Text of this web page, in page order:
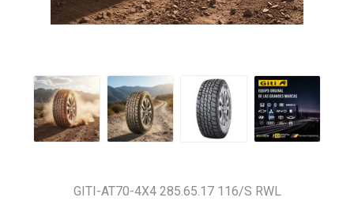
GITI-AT70-4X4 285.65.17 116/S RWL